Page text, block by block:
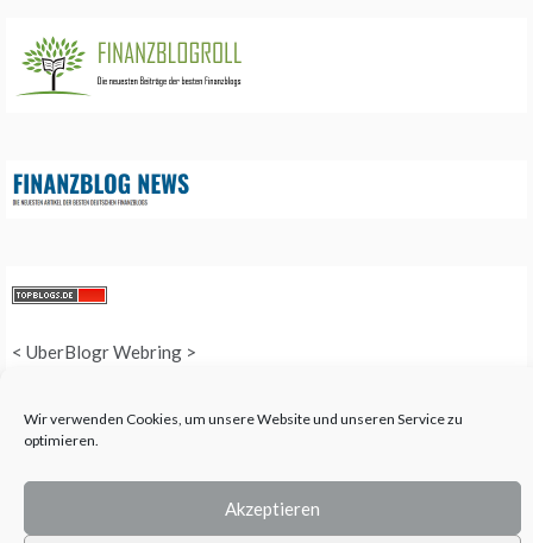
Wir verwenden Cookies, um unsere Website und unseren Service zu
optimieren.
Akzeptieren
< UberBlogr Webring >
COPYRIGHT © 2025 QUEEN-ALL - ALL RIGHTS RESERVED. THEME: PROMOS
TEMPLATE SELL